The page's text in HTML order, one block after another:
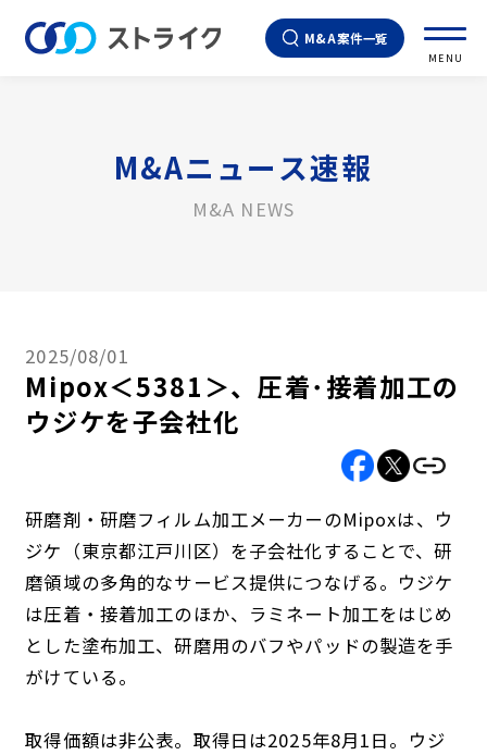
M&A案件一覧
MENU
M&Aニュース速報
M&A NEWS
2025/08/01
Mipox＜5381＞、圧着･接着加工の
ウジケを子会社化
研磨剤・研磨フィルム加工メーカーのMipoxは、ウ
ジケ（東京都江戸川区）を子会社化することで、研
磨領域の多角的なサービス提供につなげる。ウジケ
は圧着・接着加工のほか、ラミネート加工をはじめ
とした塗布加工、研磨用のバフやパッドの製造を手
がけている。
取得価額は非公表。取得日は2025年8月1日。ウジ